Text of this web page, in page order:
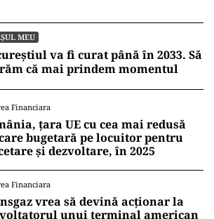
MEU
va fi curat până în 2033. Să
că mai prindem momentul
Financiara
țara UE cu cea mai redusă
bugetară pe locuitor pentru
și dezvoltare, în 2025
Financiara
vrea să devină acționar la
unui terminal american